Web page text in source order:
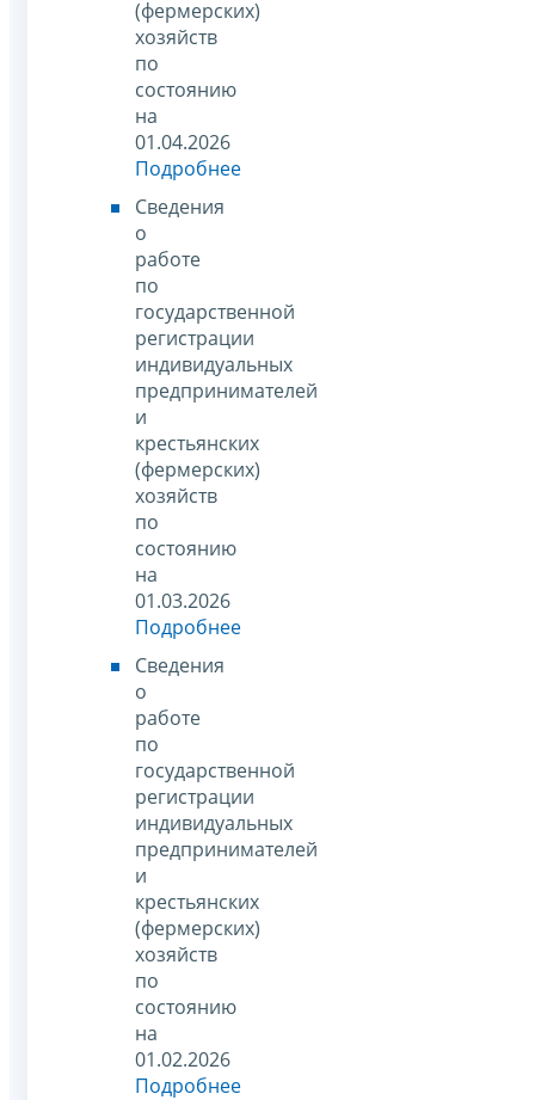
(фермерских)
хозяйств
по
состоянию
на
01.04.2026
Подробнее
Сведения
о
работе
по
государственной
регистрации
индивидуальных
предпринимателей
и
крестьянских
(фермерских)
хозяйств
по
состоянию
на
01.03.2026
Подробнее
Сведения
о
работе
по
государственной
регистрации
индивидуальных
предпринимателей
и
крестьянских
(фермерских)
хозяйств
по
состоянию
на
01.02.2026
Подробнее